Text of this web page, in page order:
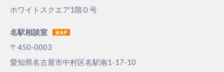
ホワイトスクエア1階Ｄ号
名駅相談室
〒450-0003
愛知県名古屋市中村区名駅南1-17-10